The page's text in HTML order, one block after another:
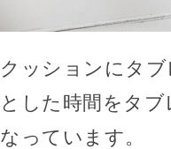
クッションにタ
とした時間をタ
なっています。